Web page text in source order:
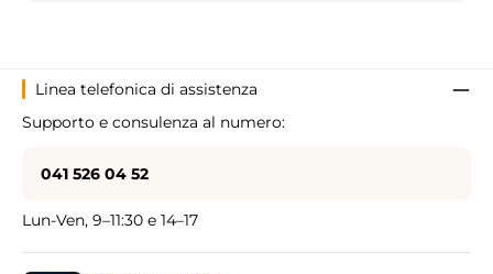
Linea telefonica di assistenza
Supporto e consulenza al numero:
041 526 04 52
Lun-Ven, 9–11:30 e 14–17